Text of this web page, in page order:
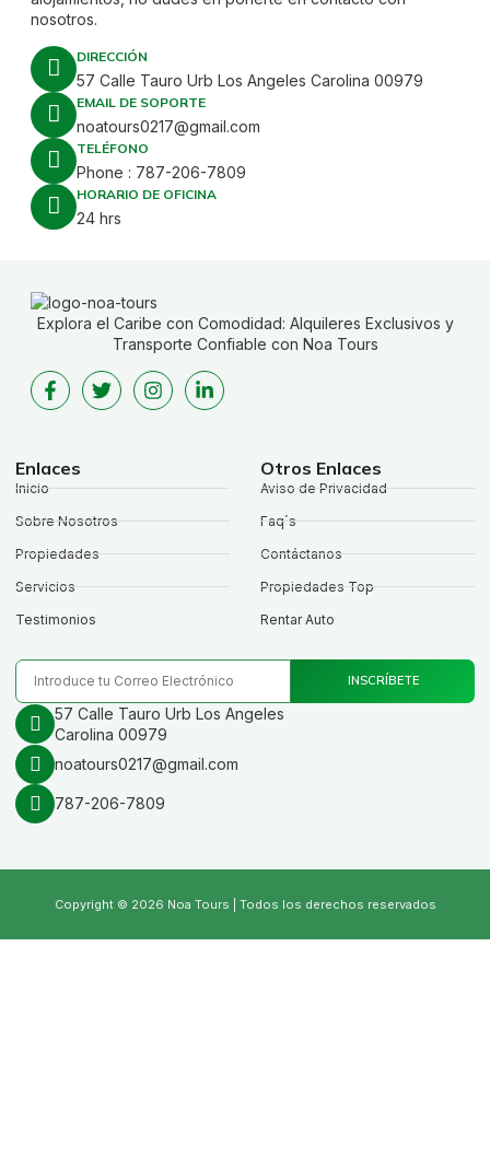
nosotros.
DIRECCIÓN
57 Calle Tauro Urb Los Angeles Carolina 00979
EMAIL DE SOPORTE
noatours0217@gmail.com
TELÉFONO
Phone : 787-206-7809
HORARIO DE OFICINA
24 hrs
Explora el Caribe con Comodidad: Alquileres Exclusivos y
Transporte Confiable con Noa Tours
Enlaces
Inicio
Sobre Nosotros
Propiedades
Servicios
Testimonios
Otros Enlaces
Aviso de Privacidad
Faq´s
Contáctanos
Propiedades Top
Rentar Auto
INSCRÍBETE
57 Calle Tauro Urb Los Angeles
Carolina 00979
noatours0217@gmail.com
787-206-7809
Copyright © 2026 Noa Tours | Todos los derechos reservados